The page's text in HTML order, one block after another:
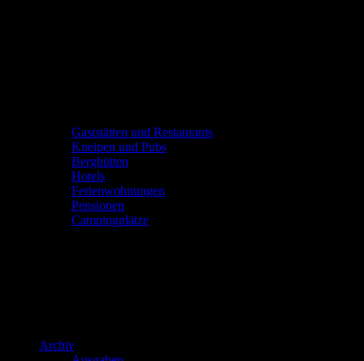
Gaststätten und Restaurants
Kneipen und Pubs
Berghütten
Hotels
Ferienwohnungen
Pensionen
Campingplätze
Archiv